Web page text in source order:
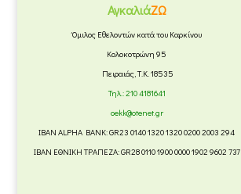
ΑγκαλιάΖΩ
Όμιλος Εθελοντών κατά του Καρκίνου
Κολοκοτρώνη 95
Πειραιάς, Τ.Κ. 18535
Τηλ.:210 4181641
oekk@otenet.gr
IBAN ALPHA BANK: GR23 0140 1320 1320 0200 2003 294
IBAN ΕΘΝΙΚΗ ΤΡΑΠΕΖΑ: GR28 0110 1900 0000 1902 9602 737